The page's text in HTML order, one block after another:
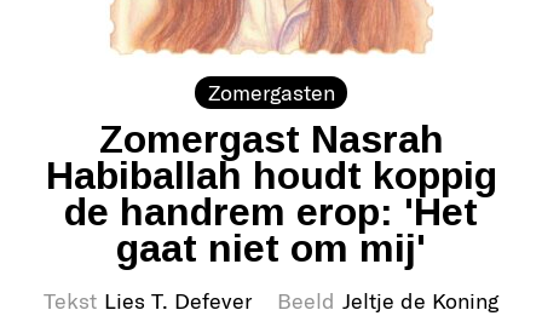
Zomergasten
Zomergast Nasrah
Habiballah houdt koppig
de handrem erop: 'Het
gaat niet om mij'
Tekst Lies T. Defever Beeld Jeltje de Koning